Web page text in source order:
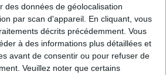
des données de géolocalisation
par scan d'appareil. En cliquant, vous
décrits précédemment. Vous
à des informations plus détaillées et
avant de consentir ou pour refuser de
Veuillez noter que certains
YOU'LL ACTUALLY WANT TO SLATHER ON